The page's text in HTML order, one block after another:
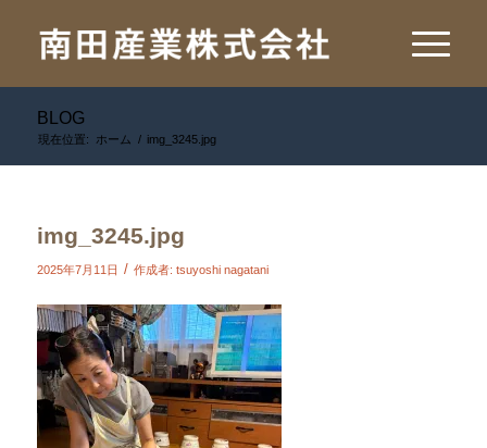
BLOG
現在位置: ホーム / img_3245.jpg
img_3245.jpg
2025年7月11日 / 作成者: tsuyoshi nagatani